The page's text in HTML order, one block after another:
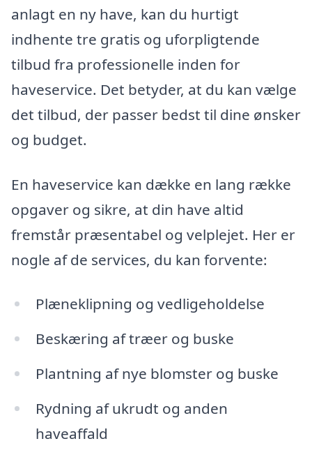
anlagt en ny have, kan du hurtigt
indhente tre gratis og uforpligtende
tilbud fra professionelle inden for
haveservice. Det betyder, at du kan vælge
det tilbud, der passer bedst til dine ønsker
og budget.
En haveservice kan dække en lang række
opgaver og sikre, at din have altid
fremstår præsentabel og velplejet. Her er
nogle af de services, du kan forvente:
Plæneklipning og vedligeholdelse
Beskæring af træer og buske
Plantning af nye blomster og buske
Rydning af ukrudt og anden
haveaffald